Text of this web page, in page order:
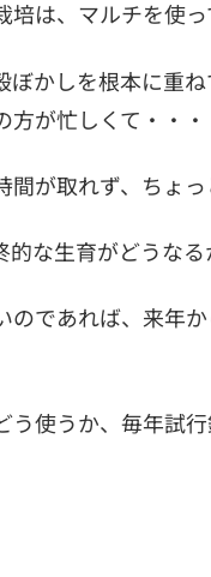
培は、マルチを使
ぼかしを根本に重
方が忙しくて・・・
が取れず、ちょっ
な生育がどうなる
のであれば、来年
使うか、毎年試行